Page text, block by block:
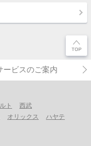
ービスのご案内
ト
西武
オリックス
ハヤテ